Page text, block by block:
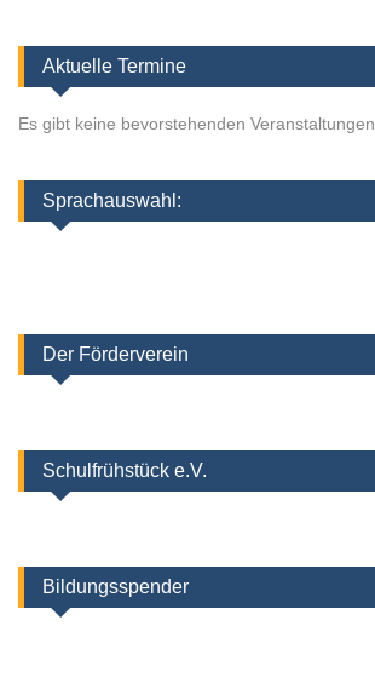
Aktuelle Termine
Es gibt keine bevorstehenden Veranstaltungen.
Sprachauswahl:
Der Förderverein
Schulfrühstück e.V.
Bildungsspender